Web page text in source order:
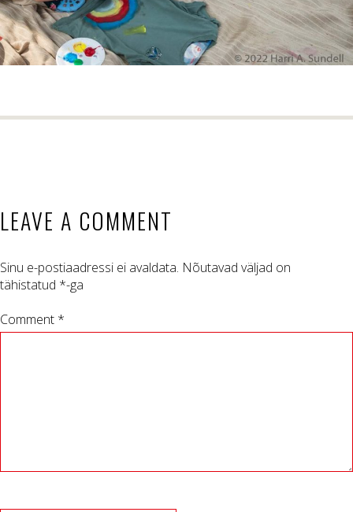
LEAVE A COMMENT
Sinu e-postiaadressi ei avaldata. Nõutavad väljad on
tähistatud *-ga
Comment *